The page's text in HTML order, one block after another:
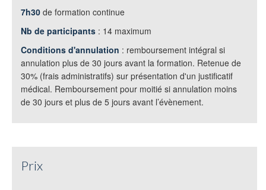
7h30 de formation continue
Nb de participants : 14 maximum
Conditions d'annulation : remboursement intégral si
annulation plus de 30 jours avant la formation. Retenue de
30% (frais administratifs) sur présentation d'un justificatif
médical. Remboursement pour moitié si annulation moins
de 30 jours et plus de 5 jours avant l’évènement.
Prix